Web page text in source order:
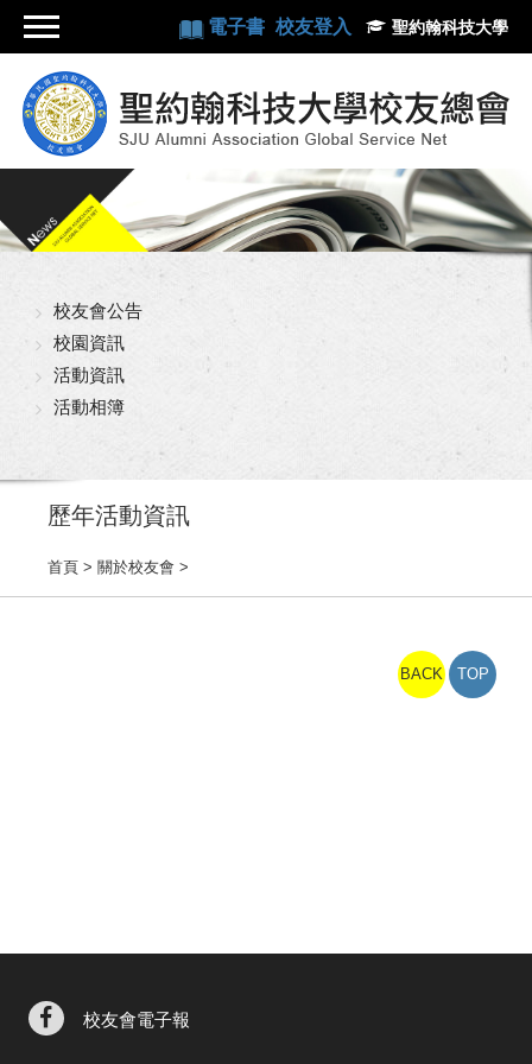
電子書 校友登入 聖約翰科技大學
校友會公告
校園資訊
活動資訊
活動相簿
歷年活動資訊
首頁 > 關於校友會 >
BACK TOP
校友會電子報